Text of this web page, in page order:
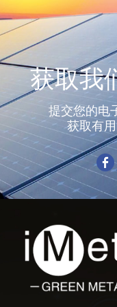
获取我
提交您的电
获取有